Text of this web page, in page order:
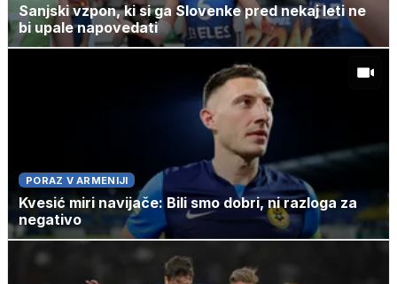
Sanjski vzpon, ki si ga Slovenke pred nekaj leti ne
bi upale napovedati
PORAZ V ARMENIJI
Kvesić miri navijače: Bili smo dobri, ni razloga za
negativo